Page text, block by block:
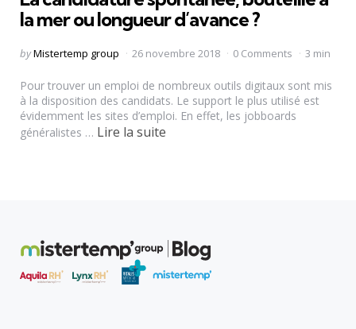
la mer ou longueur d’avance ?
Posted
byMistertemp group 26 novembre 2018 0 Comments 3 min
Pour trouver un emploi de nombreux outils digitaux sont mis
à la disposition des candidats. Le support le plus utilisé est
évidemment les sites d’emploi. En effet, les jobboards
généralistes … Lire la suite